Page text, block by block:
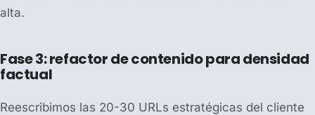
alta.
Fase 3: refactor de contenido para densidad
factual
Reescribimos las 20-30 URLs estratégicas del cliente